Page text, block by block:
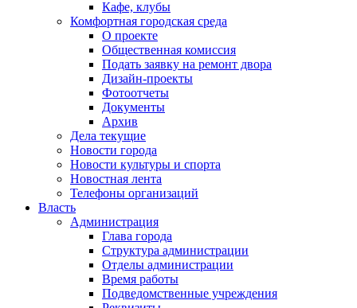
Кафе, клубы
Комфортная городская среда
О проекте
Общественная комиссия
Подать заявку на ремонт двора
Дизайн-проекты
Фотоотчеты
Документы
Архив
Дела текущие
Новости города
Новости культуры и спорта
Новостная лента
Телефоны организаций
Власть
Администрация
Глава города
Структура администрации
Отделы администрации
Время работы
Подведомственные учреждения